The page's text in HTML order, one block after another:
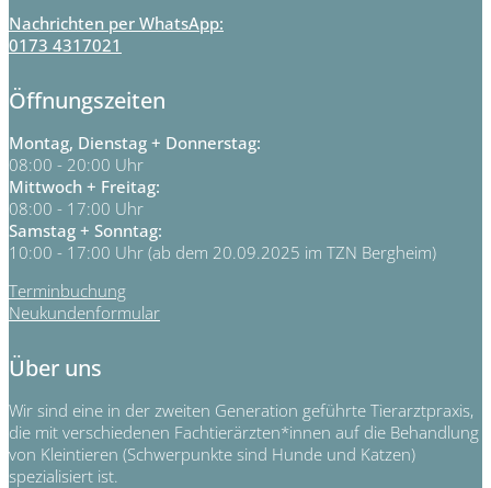
Nachrichten per WhatsApp:
0173 4317021
Öffnungszeiten
Montag, Dienstag + Donnerstag:
08:00 - 20:00 Uhr
Mittwoch + Freitag:
08:00 - 17:00 Uhr
Samstag + Sonntag:
10:00 - 17:00 Uhr (ab dem 20.09.2025 im TZN Bergheim)
Terminbuchung
Neukundenformular
Über uns
Wir sind eine in der zweiten Generation geführte Tierarztpraxis,
die mit verschiedenen Fachtierärzten*innen auf die Behandlung
von Kleintieren (Schwerpunkte sind Hunde und Katzen)
spezialisiert ist.